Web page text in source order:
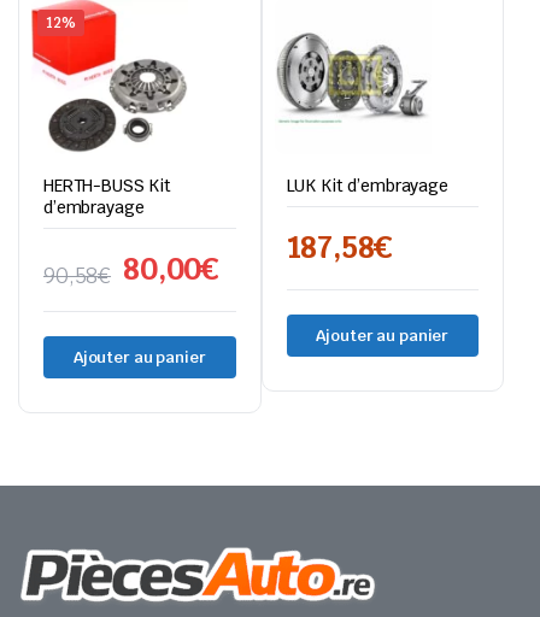
12%
HERTH-BUSS Kit
d’embrayage
90,58€
Le
prix
90,58€.
80,00€
Le
prix
80,00€.
Ajouter au panier
LUK Kit d’embrayage
187,58€
Ajouter au panier